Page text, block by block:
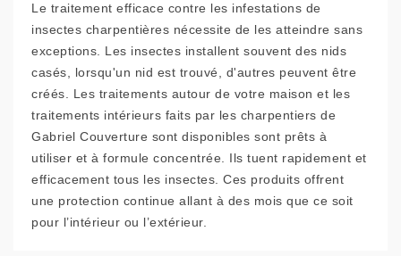
Le traitement efficace contre les infestations de
insectes charpentières nécessite de les atteindre sans
exceptions. Les insectes installent souvent des nids
casés, lorsqu'un nid est trouvé, d'autres peuvent être
créés. Les traitements autour de votre maison et les
traitements intérieurs faits par les charpentiers de
Gabriel Couverture sont disponibles sont prêts à
utiliser et à formule concentrée. Ils tuent rapidement et
efficacement tous les insectes. Ces produits offrent
une protection continue allant à des mois que ce soit
pour l’intérieur ou l’extérieur.